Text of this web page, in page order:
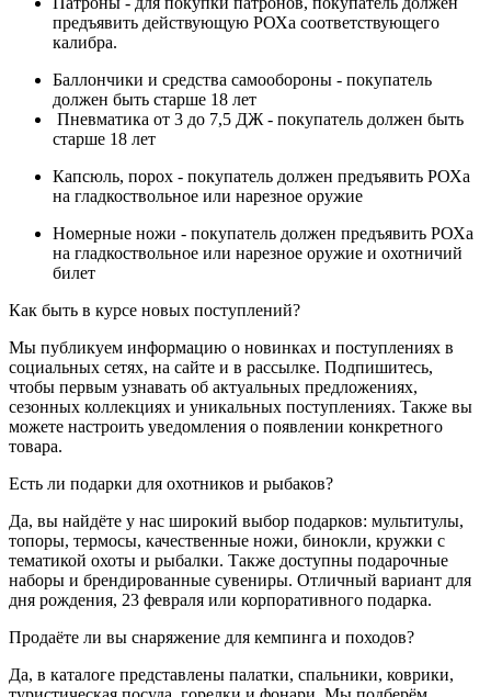
предъявить действующую РОХа соответствующего
калибра.
Баллончики и средства самообороны - покупатель
должен быть старше 18 лет
Пневматика от 3 до 7,5 ДЖ - покупатель должен быть
старше 18 лет
Капсюль, порох - покупатель должен предъявить РОХа
на гладкоствольное или нарезное оружие
Номерные ножи - покупатель должен предъявить РОХа
на гладкоствольное или нарезное оружие и охотничий
билет
Как быть в курсе новых поступлений?
Мы публикуем информацию о новинках и поступлениях в
социальных сетях, на сайте и в рассылке. Подпишитесь,
чтобы первым узнавать об актуальных предложениях,
сезонных коллекциях и уникальных поступлениях. Также вы
можете настроить уведомления о появлении конкретного
товара.
Есть ли подарки для охотников и рыбаков?
Да, вы найдёте у нас широкий выбор подарков: мультитулы,
топоры, термосы, качественные ножи, бинокли, кружки с
тематикой охоты и рыбалки. Также доступны подарочные
наборы и брендированные сувениры. Отличный вариант для
дня рождения, 23 февраля или корпоративного подарка.
Продаёте ли вы снаряжение для кемпинга и походов?
Да, в каталоге представлены палатки, спальники, коврики,